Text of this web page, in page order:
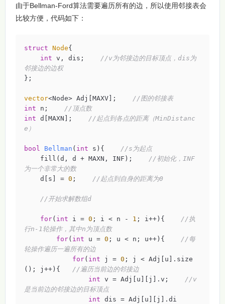
由于Bellman-Ford算法需要遍历所有的边，所以使用邻接表会
比较方便，代码如下：
struct Node{
int v, dis; //v为邻接边的目标顶点，dis为
邻接边的边权
};
vector<Node> Adj[MAXV]; //图的邻接表
int n; //顶点数
int d[MAXN]; //起点到各点的距离（MinDistanc
e）
bool Bellman ( int s) { //s为起点
fill(d, d + MAXN, INF); //初始化，INF
为一个非常大的数
d[s] = 0 ; //起点到自身的距离为0
//开始求解数组d
for( int i = 0 ; i < n - 1 ; i++){ //执
行n-1轮操作，其中n为顶点数
for( int u = 0 ; u < n; u++){ //每
轮操作遍历一遍所有的边
for( int j = 0 ; j < Adj[u].size
(); j++){ //遍历当前边的邻接边
int v = Adj[u][j].v; //v
是当前边的邻接边的目标顶点
int dis = Adj[u][j].di